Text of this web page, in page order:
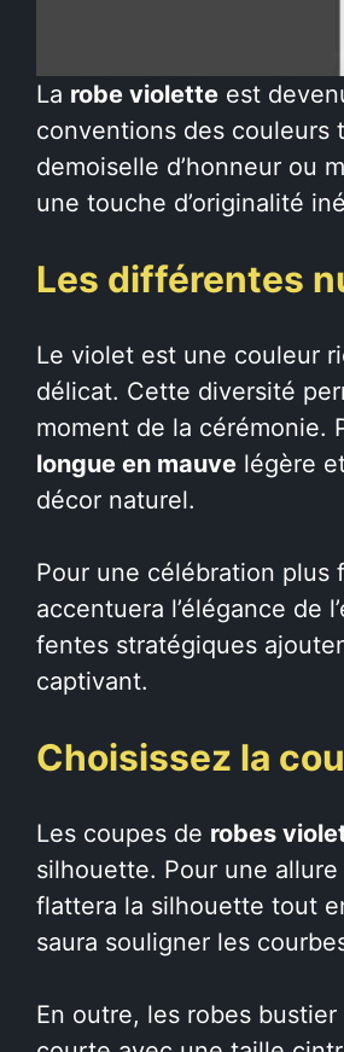
La robe violette est
conventions des couleurs
demoiselle d’honneur ou
une touche d’originalité
Les différentes
Le violet est une couleur
délicat. Cette diversité
moment de la cérémonie.
longue en mauve légère
décor naturel.
Pour une célébration plus
accentuera l’élégance de
fentes stratégiques
captivant.
Choisissez la
Les coupes de robes
silhouette. Pour une
flattera la silhouette tout
saura souligner les
En outre, les robes